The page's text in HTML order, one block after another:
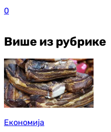
0
Више из рубрике
Економија